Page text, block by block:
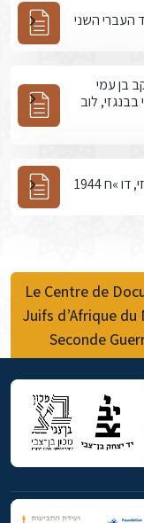
העברי השני
בן עמי
לוב
»ח 1944
Le Centre de
Juifs d’Afrique
Seconde